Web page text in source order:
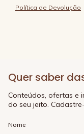
Política de Devolução
Quer saber
Conteúdos, ofertas e
do seu jeito.
Nome